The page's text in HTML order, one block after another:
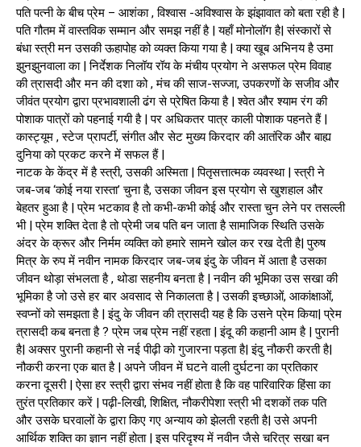
पति पत्नी के बीच प्रेम – आशंका , विश्वास -अविश्वास के झंझावात को बता रही है |
पति गौतम में वास्तविक सम्मान और समझ नहीं है | यहाँ मोनोलॉग है| संस्कारों से
बंधा स्त्री मन उसकी ऊहापोह को व्यक्त किया गया है | क्या खूब अभिनय है उमा
झुनझुनवाला का | निर्देशक निलॉय रॉय के मंचीय प्रयोग ने असफल प्रेम विवाह
की त्रासदी और मन की दशा को , मंच की साज-सज्जा, उपकरणों के सजीव और
जीवंत प्रयोग द्वारा प्रभावशाली ढंग से प्रेषित किया है | श्वेत और श्याम रंग की
पोशाक पात्रों को पहनाई गयी है | पर अधिकतर पात्र काली पोशाक पहनते हैं |
कास्ट्यूम , स्टेज प्रापर्टी, संगीत और सेट मुख्य किरदार की आतंरिक और बाह्य
दुनिया को प्रकट करने में सफल हैं |
नाटक के केंद्र में है स्त्री, उसकी अस्मिता | पितृसत्तात्मक व्यवस्था | स्त्री ने
जब-जब ‘कोई नया रास्ता’ चुना है, उसका जीवन इस प्रयोग से खुशहाल और
बेहतर हुआ है | प्रेम भटकाव है तो कभी-कभी कोई और रास्ता चुन लेने पर तसल्ली
भी | प्रेम शक्ति देता है तो प्रेमी जब पति बन जाता है सामाजिक स्थिति उसके
अंदर के क्रूर और निर्मम व्यक्ति को हमारे सामने खोल कर रख देती है| पुरुष
मित्र के रुप में नवीन नामक किरदार जब-जब इंदु के जीवन में आता है उसका
जीवन थोड़ा संभलता है , थोडा सहनीय बनता है | नवीन की भूमिका उस सखा की
भूमिका है जो उसे हर बार अवसाद से निकालता है | उसकी इच्छाओं, आकांक्षाओं,
स्वप्नों को समझता है | इंदु के जीवन की त्रासदी यह है कि उसने प्रेम किया| प्रेम
त्रासदी कब बनता है ? प्रेम जब प्रेम नहीं रहता | इंदू की कहानी आम है | पुरानी
है| अक्सर पुरानी कहानी से नई पीढ़ी को गुजारना पड़ता है| इंदु नौकरी करती है|
नौकरी करना एक बात है | अपने जीवन में घटने वाली दुर्घटना का प्रतिकार
करना दूसरी | ऐसा हर स्त्री द्वारा संभव नहीं होता है कि वह पारिवारिक हिंसा का
तुरंत प्रतिकार करें | पढ़ी-लिखी, शिक्षित, नौकरीपेशा स्त्री भी दशकों तक पति
और उसके घरवालों के द्वारा किए गए अन्याय को झेलती रहती है| उसे अपनी
आर्थिक शक्ति का ज्ञान नहीं होता | इस परिदृश्य में नवीन जैसे चरित्र सखा बन